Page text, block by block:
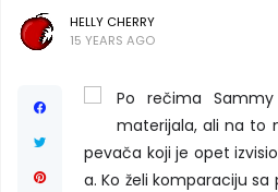
HELLY CHERRY
15 YEARS AGO
Po rečima
materijala, ali na to
pevača koji je opet
a. Ko želi komparaciju